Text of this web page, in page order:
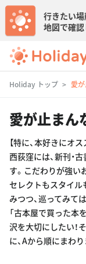
行きたい場
地図で確認
Holiday トップ 愛
愛が止まん
【特に、本好きにオス
西荻窪には、新刊・
す。こだわりが強い
セレクトもスタイル
みつつ、巡ってみて
「古本屋で買った本
沢を大切にしたい！
に、Aから順にまわり